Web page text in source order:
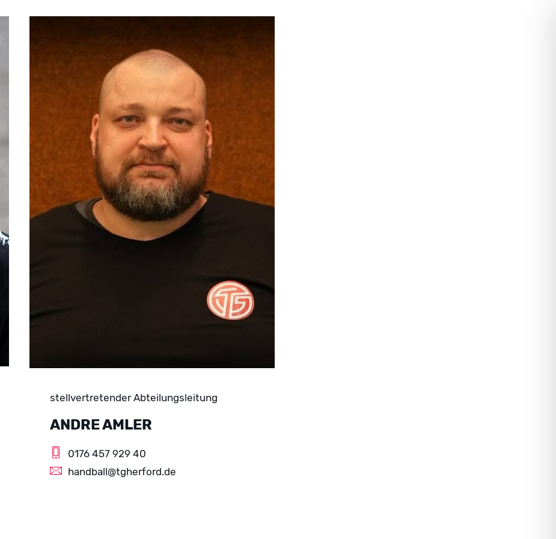
stellvertretender Abteilungsleitung
ANDRE AMLER
0176 457 929 40
handball@tgherford.de